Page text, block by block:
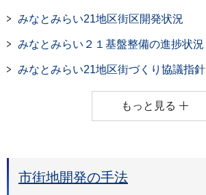
みなとみらい21地区街区開発状況
みなとみらい２１基盤整備の進捗状況
みなとみらい21地区街づくり協議指針
もっと見る
市街地開発の手法